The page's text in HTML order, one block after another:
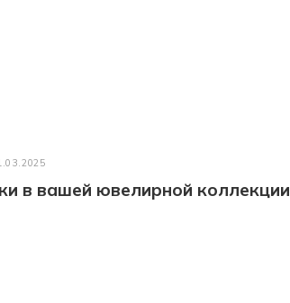
в вашей ювелирной коллекции